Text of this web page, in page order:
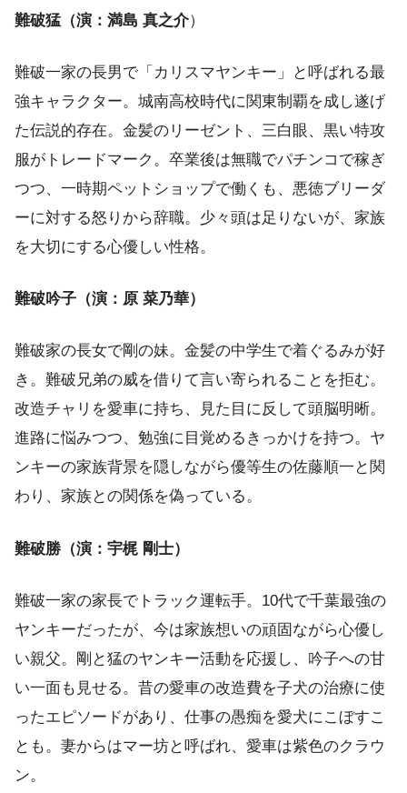
難破猛（演：満島 真之介）
難破一家の長男で「カリスマヤンキー」と呼ばれる最
強キャラクター。城南高校時代に関東制覇を成し遂げ
た伝説的存在。金髪のリーゼント、三白眼、黒い特攻
服がトレードマーク。卒業後は無職でパチンコで稼ぎ
つつ、一時期ペットショップで働くも、悪徳ブリーダ
ーに対する怒りから辞職。少々頭は足りないが、家族
を大切にする心優しい性格。
難破吟子（演：原 菜乃華）
難破家の長女で剛の妹。金髪の中学生で着ぐるみが好
き。難破兄弟の威を借りて言い寄られることを拒む。
改造チャリを愛車に持ち、見た目に反して頭脳明晰。
進路に悩みつつ、勉強に目覚めるきっかけを持つ。ヤ
ンキーの家族背景を隠しながら優等生の佐藤順一と関
わり、家族との関係を偽っている。
難破勝（演：宇梶 剛士）
難破一家の家長でトラック運転手。10代で千葉最強の
ヤンキーだったが、今は家族想いの頑固ながら心優し
い親父。剛と猛のヤンキー活動を応援し、吟子への甘
い一面も見せる。昔の愛車の改造費を子犬の治療に使
ったエピソードがあり、仕事の愚痴を愛犬にこぼすこ
とも。妻からはマー坊と呼ばれ、愛車は紫色のクラウ
ン。